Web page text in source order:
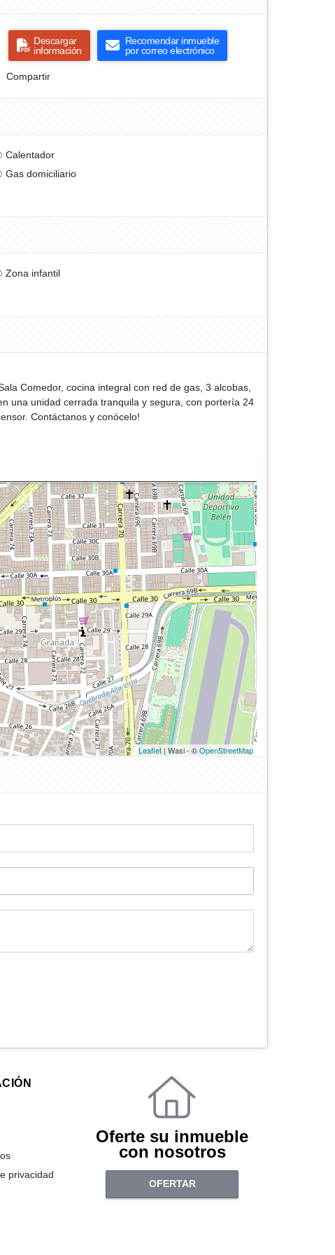
Descargar
información
Recomendar inmueble
por correo electrónico
Compartir
Calentador
Gas domiciliario
Zona infantil
Comedor, cocina integral con red de gas, 3 alcobas,
una unidad cerrada tranquila y segura, con portería 24
Contáctanos y conócelo!
Leaflet | Wasi - ©OpenStreetMap
privacidad
Oferte su inmueble
con nosotros
OFERTAR